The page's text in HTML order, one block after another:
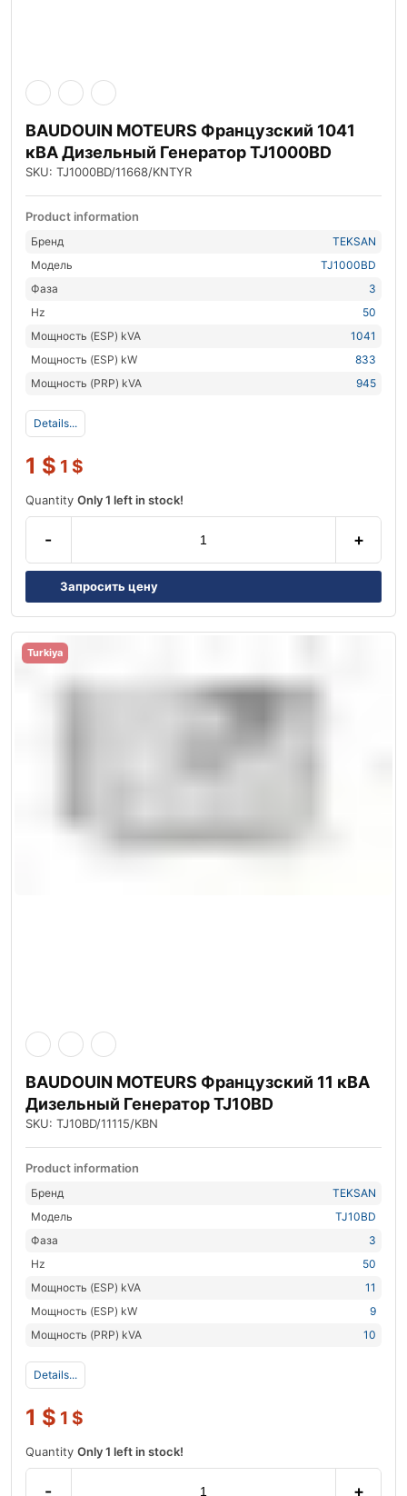
BAUDOUIN MOTEURS Французский 1041
кВА Дизельный Генератор TJ1000BD
SKU: TJ1000BD/11668/KNTYR
Product information
Бренд
TEKSAN
Модель
TJ1000BD
Фаза
3
Hz
50
Мощность (ESP) kVA
1041
Мощность (ESP) kW
833
Мощность (PRP) kVA
945
Details...
1 $ 1 $
Quantity Only 1 left in stock!
- +
Запросить цену
Turkiya
BAUDOUIN MOTEURS Французский 11 кВА
Дизельный Генератор TJ10BD
SKU: TJ10BD/11115/KBN
Product information
Бренд
TEKSAN
Модель
TJ10BD
Фаза
3
Hz
50
Мощность (ESP) kVA
11
Мощность (ESP) kW
9
Мощность (PRP) kVA
10
Details...
1 $ 1 $
Quantity Only 1 left in stock!
- +